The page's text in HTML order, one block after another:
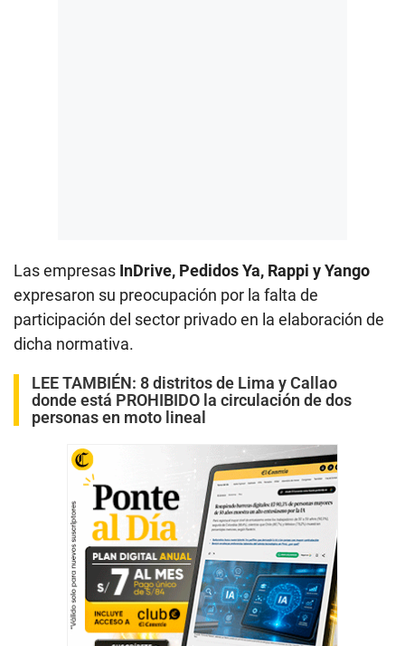
Las empresas InDrive, Pedidos Ya, Rappi y Yango
expresaron su preocupación por la falta de
participación del sector privado en la elaboración de
dicha normativa.
LEE TAMBIÉN: 8 distritos de Lima y Callao
donde está PROHIBIDO la circulación de dos
personas en moto lineal